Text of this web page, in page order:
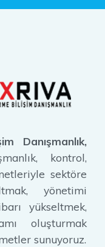
Danışmanlık,
kontrol,
sektöre
yönetimi
yükseltmek,
oluşturmak
sunuyoruz.